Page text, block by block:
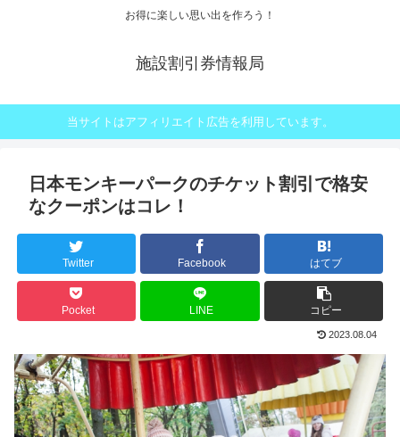
お得に楽しい思い出を作ろう！
施設割引券情報局
当サイトはアフィリエイト広告を利用しています。
日本モンキーパークのチケット割引で格安
なクーポンはコレ！
Twitter Facebook はてブ
Pocket LINE コピー
2023.08.04